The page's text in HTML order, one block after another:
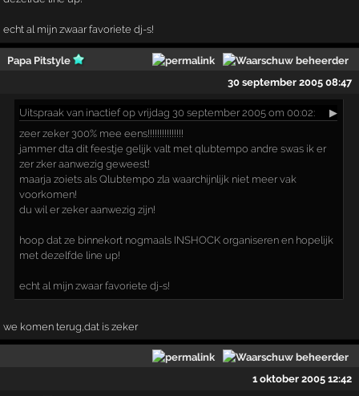
echt al mijn zwaar favoriete dj-s!
Papa Pitstyle
30 september 2005 08:47
Uitspraak van inactief op vrijdag 30 september 2005 om 00:02:
▶
zeer zeker 300% mee eens!!!!!!!!!!!!!!!
jammer dta dit feestje gelijk valt met qlubtempo andre swas ik er
zer zker aanwezig geweest!
maarja zoiets als Qlubtempo zla waarchijnlijk niet meer vak
voorkomen!
du wil er zeker aanwezig zijn!
hoop dat ze binnekort nogmaals INSHOCK organiseren en hopelijk
met dezelfde line up!
echt al mijn zwaar favoriete dj-s!
we komen terug,dat is zeker
1 oktober 2005 12:42